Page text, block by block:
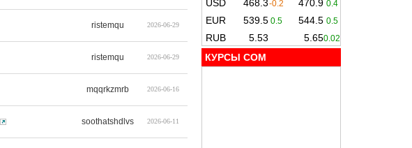
ristemqu 2026-06-29
ristemqu 2026-06-29
mqqrkzmrb 2026-06-16
soothatshdlvs 2026-06-11
КУРСЫ COM